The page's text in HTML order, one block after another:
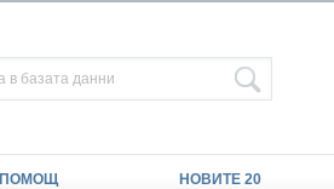
ПОМОЩ НОВИТЕ 20